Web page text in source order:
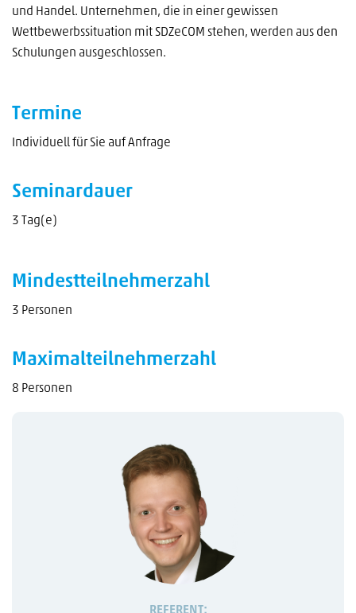
und Handel. Unternehmen, die in einer gewissen
Wettbewerbssituation mit SDZeCOM stehen, werden aus den
Schulungen ausgeschlossen.
Termine
Individuell für Sie auf Anfrage
Seminardauer
3 Tag(e)
Mindestteilnehmerzahl
3 Personen
Maximalteilnehmerzahl
8 Personen
REFERENT: